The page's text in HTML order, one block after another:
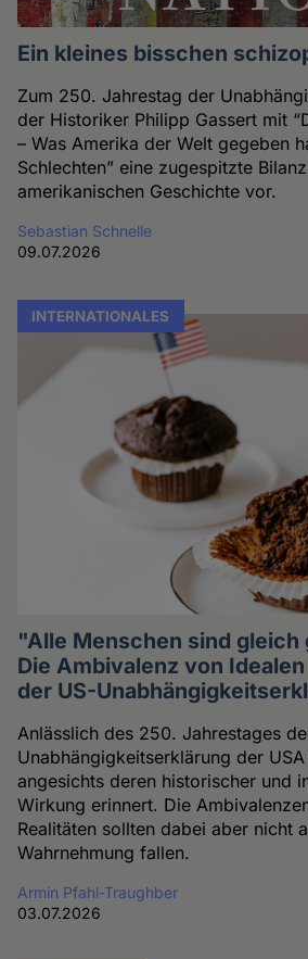
Ein kleines bisschen
Zum 250. Jahrestag der
der Historiker Philipp Gassert mit
– Was Amerika der Welt gegeben
Schlechten” eine zugespitzte
amerikanischen Geschichte vor.
Sebastian Schnelle
09.07.2026
INTERNATIONALES
"Alle Menschen sind
Die Ambivalenz von
der US-
Anlässlich des 250. Jahrestages
Unabhängigkeitserklärung der
angesichts deren historischer und
Wirkung erinnert. Die
Realitäten sollten dabei aber nicht
Wahrnehmung fallen.
Armin Pfahl-Traughber
03.07.2026